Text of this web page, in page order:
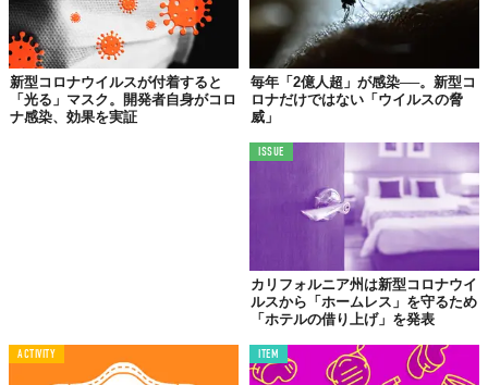
新型コロナウイルスが付着すると
「光る」マスク。開発者自身がコロ
ナ感染、効果を実証
毎年「2億人超」が感染──。新型コ
ロナだけではない「ウイルスの脅
威」
ISSUE
カリフォルニア州は新型コロナウイ
ルスから「ホームレス」を守るため
「ホテルの借り上げ」を発表
ACTIVITY ITEM